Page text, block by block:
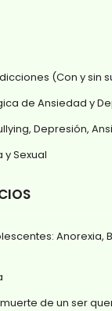
(Con y sin
de Ansiedad y
Depresión,
Sexual
Anorexia,
de un ser